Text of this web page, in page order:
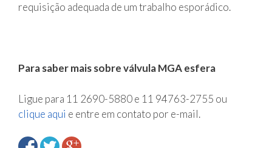
requisição adequada de um trabalho esporádico.
Para saber mais sobre válvula MGA esfera
Ligue para 11 2690-5880 e 11 94763-2755 ou
clique aqui e entre em contato por e-mail.